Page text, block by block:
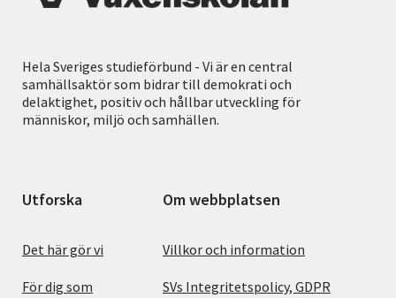
Hela Sveriges studieförbund - Vi är en central
samhällsaktör som bidrar till demokrati och
delaktighet, positiv och hållbar utveckling för
människor, miljö och samhällen.
Utforska
Det här gör vi
För dig som
Om webbplatsen
Villkor och information
SVs Integritetspolicy, GDPR